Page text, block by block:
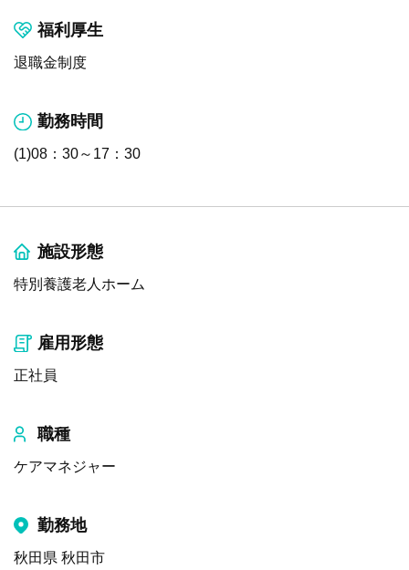
福利厚生
退職金制度
勤務時間
(1)08：30～17：30
施設形態
特別養護老人ホーム
雇用形態
正社員
職種
ケアマネジャー
勤務地
秋田県 秋田市